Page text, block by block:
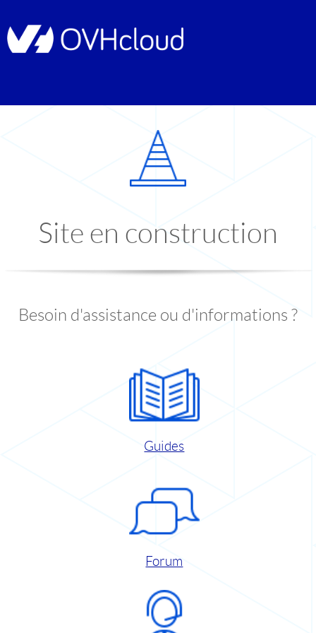
Site en construction
Besoin d'assistance ou d'informations ?
Guides
Forum